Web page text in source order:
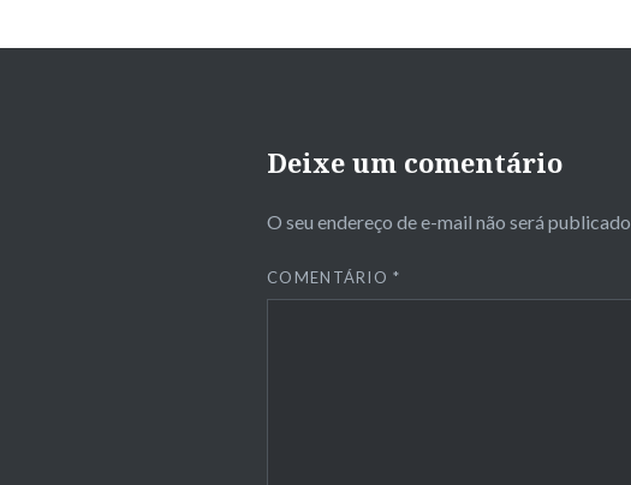
Deixe um comentário
O seu endereço de e-mail não será
COMENTÁRIO*